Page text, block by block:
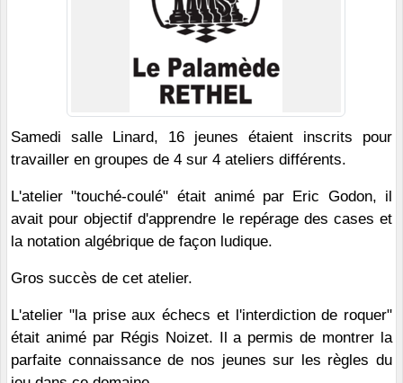
Samedi salle Linard, 16 jeunes étaient inscrits pour
travailler en groupes de 4 sur 4 ateliers différents.
L'atelier "touché-coulé" était animé par Eric Godon, il
avait pour objectif d'apprendre le repérage des cases et
la notation algébrique de façon ludique.
Gros succès de cet atelier.
L'atelier "la prise aux échecs et l'interdiction de roquer"
était animé par Régis Noizet. Il a permis de montrer la
parfaite connaissance de nos jeunes sur les règles du